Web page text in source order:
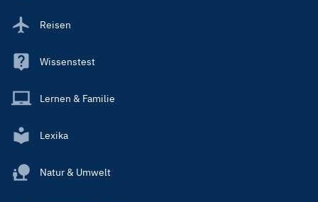
Reisen
Wissenstest
Lernen & Familie
Lexika
Natur & Umwelt